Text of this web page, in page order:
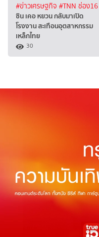
#ข่าวเศรษฐกิจ #TNN ช่อง16
ซิน เคอ หยวน กลับมาเปิด
โรงงาน สะเทือนอุตสาหกรรม
เหล็กไทย
30